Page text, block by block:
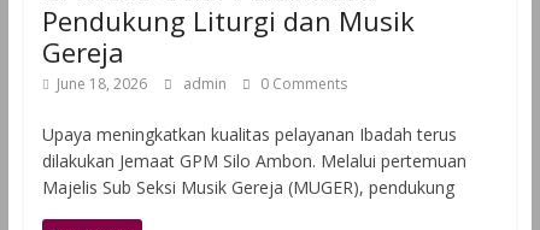
Pendukung Liturgi dan Musik
Gereja
June 18, 2026 admin 0 Comments
Upaya meningkatkan kualitas pelayanan Ibadah terus
dilakukan Jemaat GPM Silo Ambon. Melalui pertemuan
Majelis Sub Seksi Musik Gereja (MUGER), pendukung